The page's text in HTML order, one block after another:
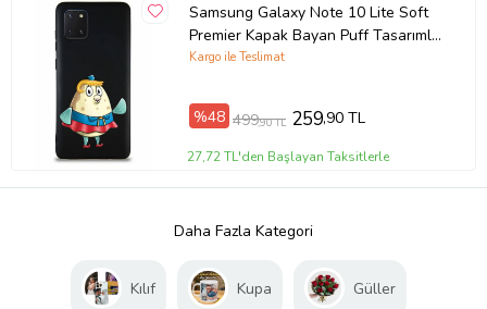
Samsung Galaxy Note 10 Lite Soft
Premier Kapak Bayan Puff Tasarımlı
Silikon Kılıf - Siyah (Şeffaf)
Kargo ile Teslimat
%48 499,90 TL 259,90 TL
27,72 TL'den Başlayan Taksitlerle
Daha Fazla Kategori
Kılıf Kupa Güller